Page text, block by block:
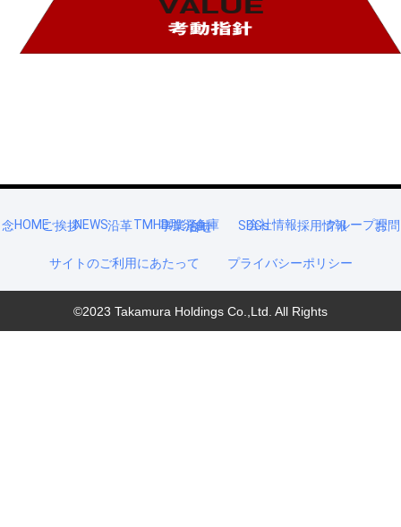
HOMENEWSTMHD那須倉庫会社情報
グループ理念 ご挨拶沿革 事業活動 SDGs 採用情報
お問合せ
サイトのご利用にあたって プライバシーポリシー
©2023 Takamura Holdings Co.,Ltd. All Rights